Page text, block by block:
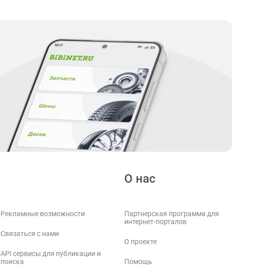
Рекламные возможности
Связаться с нами
API сервисы для публикации и
поиска
О нас
Партнерская программа для
интернет-порталов
О проекте
Помощь